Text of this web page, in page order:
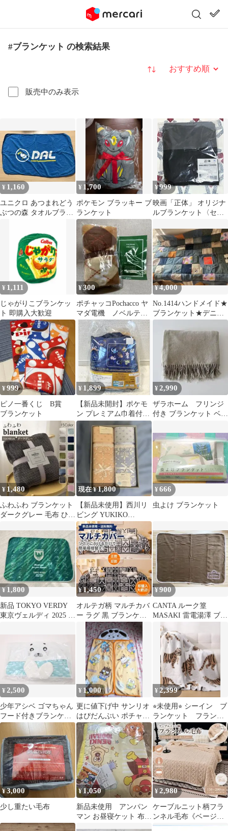
#ブランケット の検索結果
販売中のみ表示
並び替え
¥ 1,160
ユニクロ あつまれどう
ぶつの森 タオルブラン
¥ 1,700
ポケモン ブラッキー ブ
ランケット
¥999
映画「正体」 オリジナ
ルブランケット〈セブ
¥ 1,111
じゃがりこブランケッ
ト 即購入大歓迎
¥300
ポチャッコPochacco ヤ
マダ電機 ノベルテ
ィ ブランケット➕フ
ェイスパック
¥4,000
No.1414ハンドメイド★
ブランケット★デニム
リメイク★パッチワー
¥999
ピノ一番くじ B賞
ブランケット
¥ 1,899
【新品未開封】ポケモ
ン プレミアム巾着付ブ
ランケット イーブイ ブ
イズ 星座
¥2,990
ザラホーム フリンジ
付き ブランケット ベー
¥ 1,480
ふわふわ ブランケット
ダークグレー 毛布 ひざ
現在 ¥1,800
【新品未使用】西川リ
ビング YUKIKO
HANAI 綿毛布 2枚セッ
ト
¥666
虫よけ ブランケット
¥ 1,800
新品 TOKYO VERDY
東京ヴェルディ 2025 ひ
¥1,450
オルテガ柄 マルチカバ
ー ラグ 黒 ブランケッ
ト アウトドア キャンプ
キリム柄
¥900
CANTA ルーク篁
MASAKI 雷電湯澤 ブラ
ンケット 新品 未使用品
¥ 2,500
少年アシベ ゴマちゃん
フード付きブランケッ
ト 32-EY0807-05
¥ 1,000
更に値下げ中 サンリオ
はぴだんぶい ポチャッ
コ フード付きブランケ
ット
¥ 2,399
⭐︎未使用⭐︎ シーイン ブ
ランケット フランネ
ル お洒落 可愛い
¥3,000
少し重たい毛布
¥1,050
新品未使用 アンパン
マン お昼寝ケット 布団
¥2,980
ケーブルニット柄フラ
ンネル毛布《ベージュ
150×200cm》シングル